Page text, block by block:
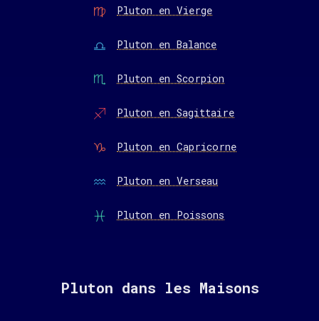
Pluton en Vierge
Pluton en Balance
Pluton en Scorpion
Pluton en Sagittaire
Pluton en Capricorne
Pluton en Verseau
Pluton en Poissons
Pluton dans les Maisons